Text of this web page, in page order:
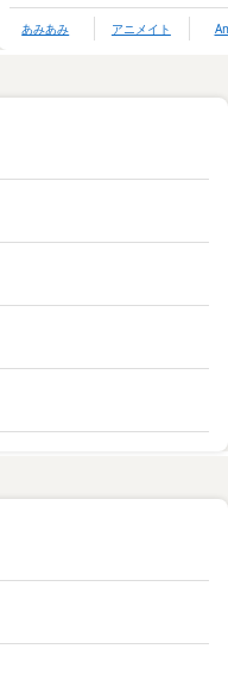
あみあみ アニメイト